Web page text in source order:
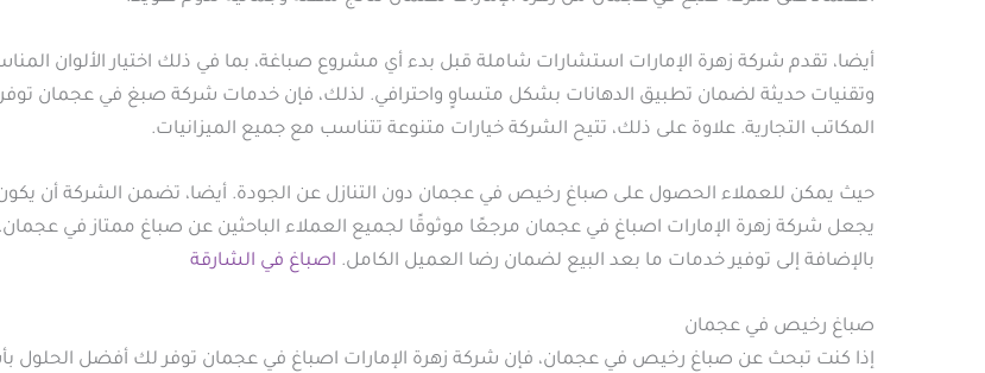
أيضا، تقدم شركة زهرة الإمارات استشارات شاملة قبل بدء أي مشروع صباغة، بما في ذلك اختيار الألوان
وتقنيات حديثة لضمان تطبيق الدهانات بشكل متساوٍ واحترافي. لذلك، فإن خدمات شركة صبغ في عجمان
المكاتب التجارية. علاوة على ذلك، تتيح الشركة خيارات متنوعة تتناسب مع جميع الميزانيات.
حيث يمكن للعملاء الحصول على صباغ رخيص في عجمان دون التنازل عن الجودة. أيضا، تضمن الشركة أن
يجعل شركة زهرة الإمارات اصباغ في عجمان مرجعًا موثوقًا لجميع العملاء الباحثين عن صباغ ممتاز في عجمان.
بالإضافة إلى توفير خدمات ما بعد البيع لضمان رضا العميل الكامل. اصباغ في الشارقة
صباغ رخيص في عجمان
إذا كنت تبحث عن صباغ رخيص في عجمان، فإن شركة زهرة الإمارات اصباغ في عجمان توفر لك أفضل الحلول